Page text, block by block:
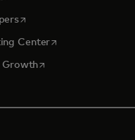
opens in a new tab
Centeropens in a new tab
Growthopens in a new tab